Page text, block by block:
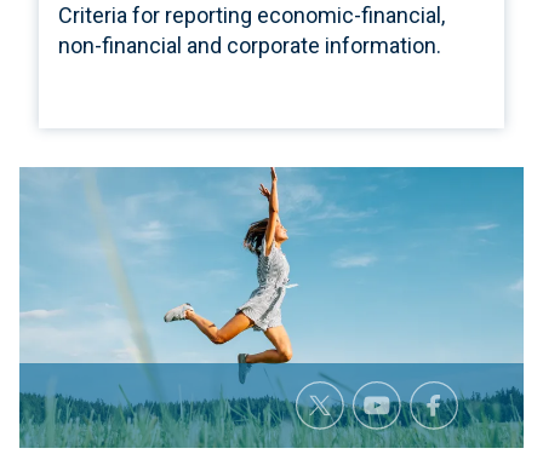
Criteria for reporting economic-financial,
non-financial and corporate information.